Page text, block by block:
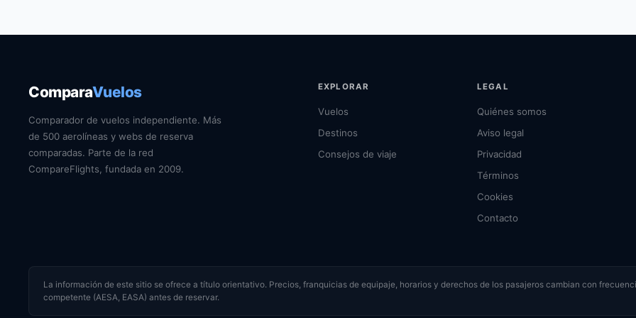
ComparaVuelos
Comparador de vuelos independiente. Más
de 500 aerolíneas y webs de reserva
comparadas. Parte de la red
CompareFlights, fundada en 2009.
EXPLORAR
Vuelos
Destinos
Consejos de viaje
LEGAL
Quiénes somos
Aviso legal
Privacidad
Términos
Cookies
Contacto
La información de este sitio se ofrece a título orientativo. Precios, franquicias de equipaje, horarios y derechos de los pasajeros cambian con
competente (AESA, EASA) antes de reservar.